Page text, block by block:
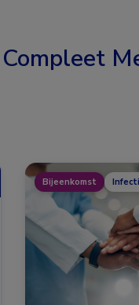
Compleet
Bijeenkomst